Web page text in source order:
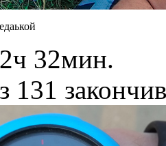
32мин.
131